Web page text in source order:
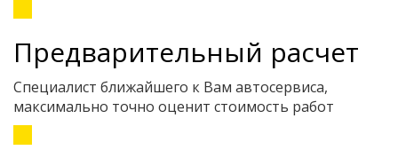
Предварительный расчет
Специалист ближайшего к Вам автосервиса,
максимально точно оценит стоимость работ